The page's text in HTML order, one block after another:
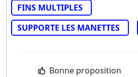
FINS MULTIPLES
SUPPORTE LES MANETTES
Bonne proposition